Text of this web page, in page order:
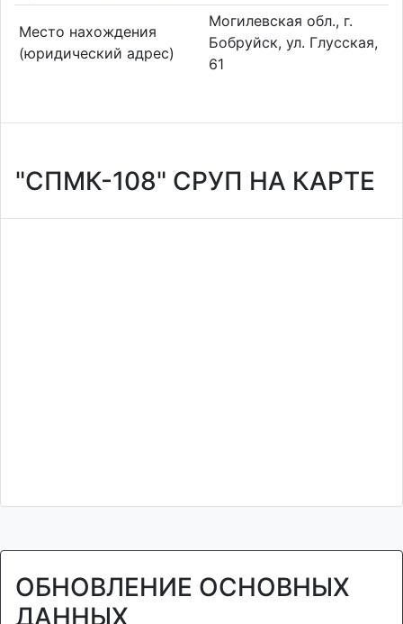
Место нахождения
(юридический адрес)
Могилевская обл., г.
Бобруйск, ул. Глусская,
61
"СПМК-108" СРУП НА КАРТЕ
ОБНОВЛЕНИЕ ОСНОВНЫХ
ДАННЫХ